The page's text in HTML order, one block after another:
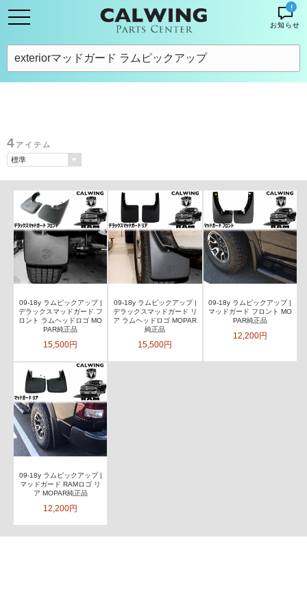
!
お知らせ
4 アイテム
09-18y ラムピックアップ |
デラックスマッドガード フ
ロント ラムヘッドロゴ MO
PAR純正品
15,500円
09-18y ラムピックアップ |
デラックスマッドガード リ
ア ラムヘッドロゴ MOPAR
純正品
15,500円
09-18y ラムピックアップ |
マッドガード フロント MO
PAR純正品
12,200円
09-18y ラムピックアップ |
マッドガード RAMロゴ リ
ア MOPAR純正品
12,200円